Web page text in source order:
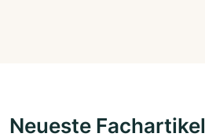
Neueste Fachartikel